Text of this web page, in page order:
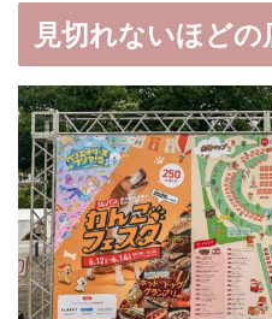
見切れないほど